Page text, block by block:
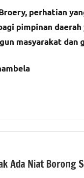
perhatian
pimpinan
masyarakat dan
Ada Niat Borong